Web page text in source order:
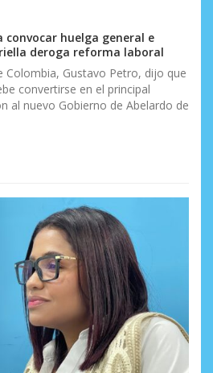
convocar huelga general e
deroga reforma laboral
Colombia, Gustavo Petro, dijo que
convertirse en el principal
al nuevo Gobierno de Abelardo de